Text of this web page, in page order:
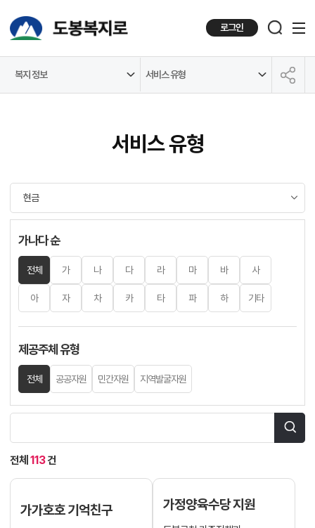
로그인
복지 정보 서비스 유형
서비스 유형
가나다 순
전체 가 나 다 라 마 바 사
아 자 차 카 타 파 하 기타
제공주체 유형
전체 공공자원 민간자원 지역발굴자원
전체 113건
가가호호 기억친구 가정양육수당 지원